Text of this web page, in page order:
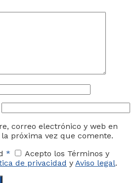
correo electrónico y web en
próxima vez que comente.
*
Acepto los Términos y
de privacidad y Aviso legal.